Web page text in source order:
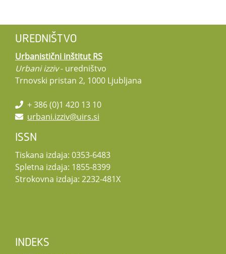
UREDNIŠTVO
Urbanistični inštitut RS
Urbani izziv- uredništvo
Trnovski pristan 2, 1000 Ljubljana
+ 386 (0)1 420 13 10
urbani.izziv@uirs.si
ISSN
Tiskana izdaja: 0353-6483
Spletna izdaja: 1855-8399
Strokovna izdaja: 2232-481X
INDEKS